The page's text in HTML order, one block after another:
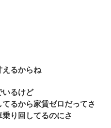
えるからね
いるけど
るから家賃ゼロだってさ
り回してるのにさ